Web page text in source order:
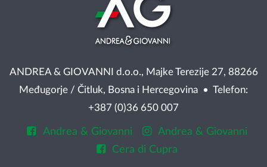
ANDREA & GIOVANNI d.o.o., Majke Terezije 27, 88266
Međugorje / Čitluk, Bosna i Hercegovina • Telefon:
+387 (0)36 650 007
Andrea & Giovanni
Andrea & Giovanni
Cera di Cupra